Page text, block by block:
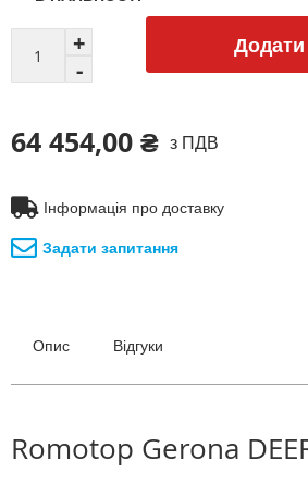
64 454,00 ₴ з ПДВ
Інформація про доставку
Задати запитання
Опис Відгуки
Romotop Gerona